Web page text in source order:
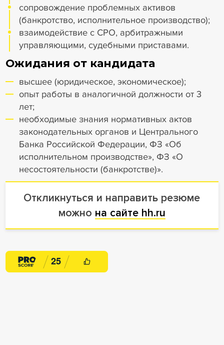
сопровождение проблемных активов
(банкротство, исполнительное производство);
взаимодействие с СРО, арбитражными
управляющими, судебными приставами.
Ожидания от кандидата
высшее (юридическое, экономическое);
опыт работы в аналогичной должности от 3
лет;
необходимые знания нормативных актов
законодательных органов и Центрального
Банка Российской Федерации, ФЗ «Об
исполнительном производстве», ФЗ «О
несостоятельности (банкротстве)».
Откликнуться и направить резюме
можно на сайте hh.ru
25